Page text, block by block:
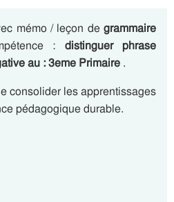
mémo / leçon de grammaire
: distinguer phrase
au : 3eme Primaire .
consolider les apprentissages
pédagogique durable.